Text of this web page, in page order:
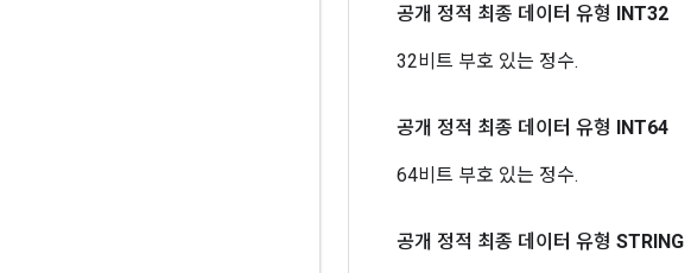
공개 정적 최종 데이터 유형 INT32
32비트 부호 있는 정수.
공개 정적 최종 데이터 유형 INT64
64비트 부호 있는 정수.
공개 정적 최종 데이터 유형 STRING